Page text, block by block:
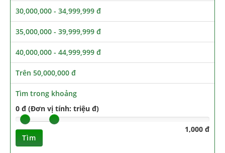
30,000,000 - 34,999,999 đ
35,000,000 - 39,999,999 đ
40,000,000 - 44,999,999 đ
Trên 50,000,000 đ
Tìm trong khoảng
0 đ (Đơn vị tính: triệu đ)
1,000 đ
Tìm